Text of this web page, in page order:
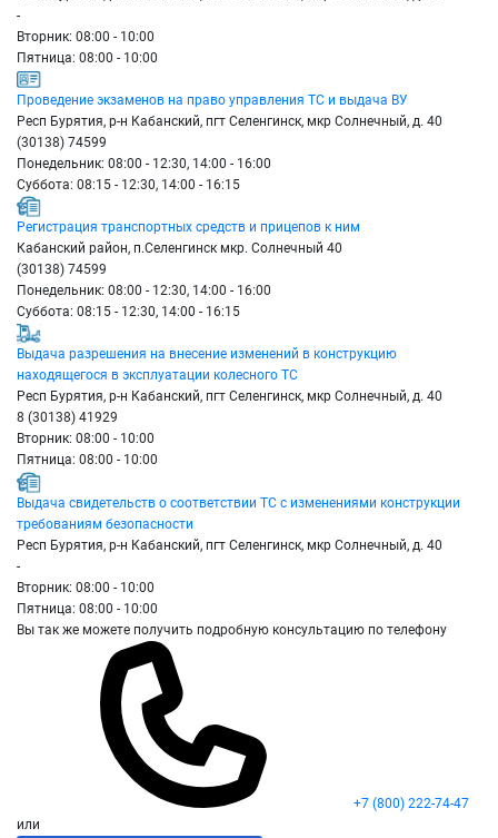
-
Вторник: 08:00 - 10:00
Пятница: 08:00 - 10:00
Проведение экзаменов на право управления ТС и выдача ВУ
Респ Бурятия, р-н Кабанский, пгт Селенгинск, мкр Солнечный, д. 40
(30138) 74599
Понедельник: 08:00 - 12:30, 14:00 - 16:00
Суббота: 08:15 - 12:30, 14:00 - 16:15
Регистрация транспортных средств и прицепов к ним
Кабанский район, п.Селенгинск мкр. Солнечный 40
(30138) 74599
Понедельник: 08:00 - 12:30, 14:00 - 16:00
Суббота: 08:15 - 12:30, 14:00 - 16:15
Выдача разрешения на внесение изменений в конструкцию
находящегося в эксплуатации колесного ТС
Респ Бурятия, р-н Кабанский, пгт Селенгинск, мкр Солнечный, д. 40
8 (30138) 41929
Вторник: 08:00 - 10:00
Пятница: 08:00 - 10:00
Выдача свидетельств о соответствии ТС с изменениями конструкции
требованиям безопасности
Респ Бурятия, р-н Кабанский, пгт Селенгинск, мкр Солнечный, д. 40
-
Вторник: 08:00 - 10:00
Пятница: 08:00 - 10:00
Вы так же можете получить подробную консультацию по телефону
+7 (800) 222-74-47
или